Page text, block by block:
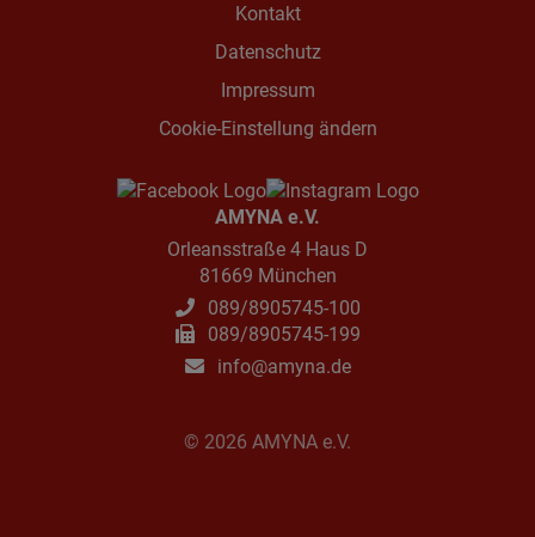
AMYNA e.V.
Orleansstraße 4 Haus D
81669 München
089/8905745-100
089/8905745-199
info@amyna.de
© 2026 AMYNA e.V.
Kontakt
Datenschutz
Impressum
Cookie-Einstellung ändern